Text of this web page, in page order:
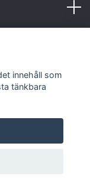
innehåll som
tänkbara